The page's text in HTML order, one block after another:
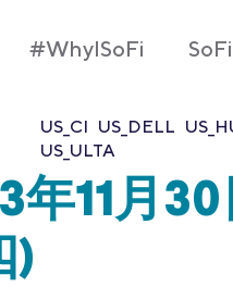
#WhyISoFi
US_CI US_DELL
US_ULTA
年11月
)